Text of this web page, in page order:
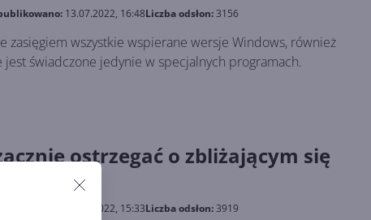
13.07.2022, 16:48Liczba odsłon:3156
zasięgiem wszystkie wspierane wersje Windows, również
świadczone jedynie w specjalnych programach.
ostrzegać o zbliżającym się
24.06.2022, 15:33Liczba odsłon:3919